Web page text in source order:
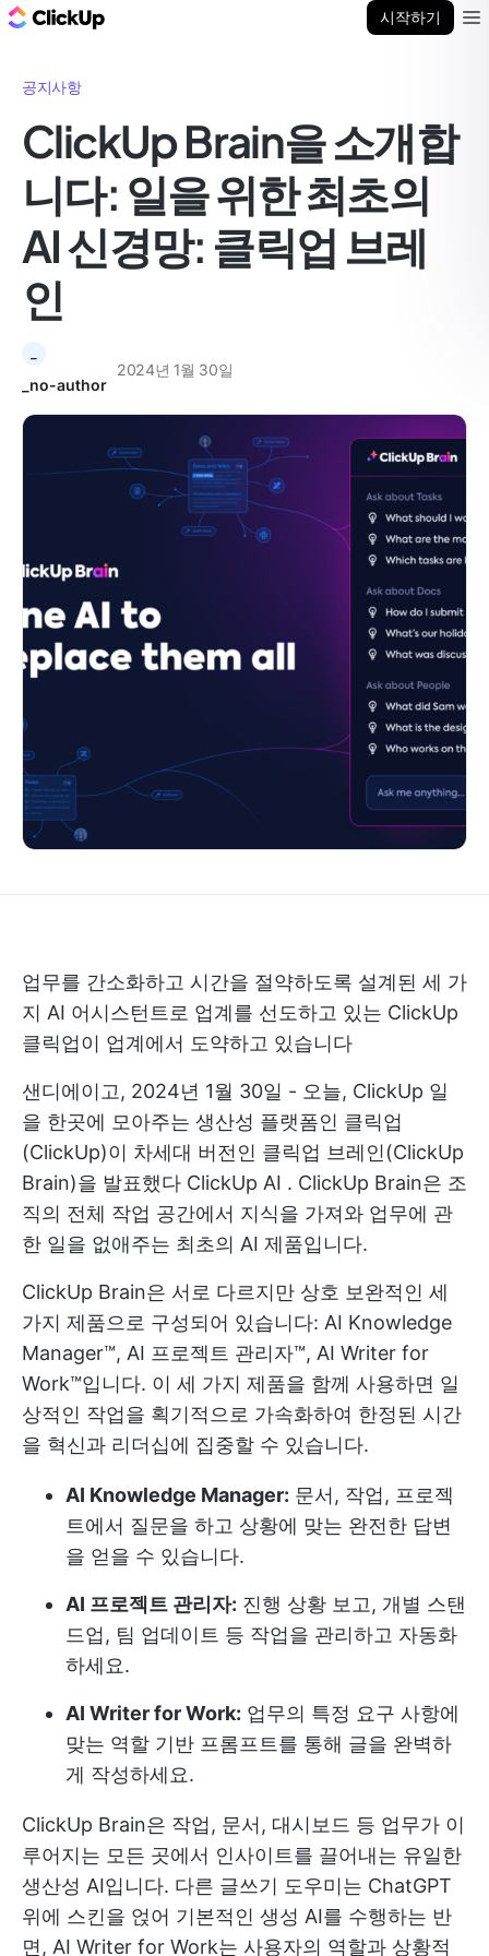
시작하기
공지사항
ClickUp Brain을 소개합
니다: 일을 위한 최초의
AI 신경망: 클릭업 브레
인
_no-author
2024년 1월 30일
업무를 간소화하고 시간을 절약하도록 설계된 세 가
지 AI 어시스턴트로 업계를 선도하고 있는 ClickUp
클릭업이 업계에서 도약하고 있습니다
샌디에이고, 2024년 1월 30일 - 오늘, ClickUp 일
을 한곳에 모아주는 생산성 플랫폼인 클릭업
(ClickUp)이 차세대 버전인 클릭업 브레인(ClickUp
Brain)을 발표했다 ClickUp AI . ClickUp Brain은 조
직의 전체 작업 공간에서 지식을 가져와 업무에 관
한 일을 없애주는 최초의 AI 제품입니다.
ClickUp Brain은 서로 다르지만 상호 보완적인 세
가지 제품으로 구성되어 있습니다: AI Knowledge
Manager™, AI 프로젝트 관리자™, AI Writer for
Work™입니다. 이 세 가지 제품을 함께 사용하면 일
상적인 작업을 획기적으로 가속화하여 한정된 시간
을 혁신과 리더십에 집중할 수 있습니다.
AI Knowledge Manager: 문서, 작업, 프로젝
트에서 질문을 하고 상황에 맞는 완전한 답변
을 얻을 수 있습니다.
AI 프로젝트 관리자: 진행 상황 보고, 개별 스탠
드업, 팀 업데이트 등 작업을 관리하고 자동화
하세요.
AI Writer for Work: 업무의 특정 요구 사항에
맞는 역할 기반 프롬프트를 통해 글을 완벽하
게 작성하세요.
ClickUp Brain은 작업, 문서, 대시보드 등 업무가 이
루어지는 모든 곳에서 인사이트를 끌어내는 유일한
생산성 AI입니다. 다른 글쓰기 도우미는 ChatGPT
위에 스킨을 얹어 기본적인 생성 AI를 수행하는 반
면, AI Writer for Work는 사용자의 역할과 상황적